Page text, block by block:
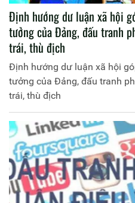
Định hướng dư luận xã hội
tưởng của Đảng, đấu tranh
trái, thù địch
Định hướng dư luận xã hội
tưởng của Đảng, đấu tranh
trái, thù địch